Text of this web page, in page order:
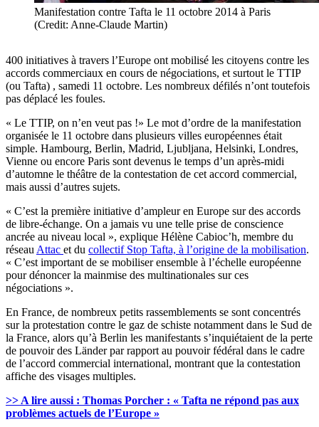
Manifestation contre Tafta le 11 octobre 2014 à Paris
(Credit: Anne-Claude Martin)
400 initiatives à travers l’Europe ont mobilisé les citoyens contre les
accords commerciaux en cours de négociations, et surtout le TTIP
(ou Tafta) , samedi 11 octobre. Les nombreux défilés n’ont toutefois
pas déplacé les foules.
« Le TTIP, on n’en veut pas !» Le mot d’ordre de la manifestation
organisée le 11 octobre dans plusieurs villes européennes était
simple. Hambourg, Berlin, Madrid, Ljubljana, Helsinki, Londres,
Vienne ou encore Paris sont devenus le temps d’un après-midi
d’automne le théâtre de la contestation de cet accord commercial,
mais aussi d’autres sujets.
« C’est la première initiative d’ampleur en Europe sur des accords
de libre-échange. On a jamais vu une telle prise de conscience
ancrée au niveau local », explique Hélène Cabioc’h, membre du
réseau Attac et du collectif Stop Tafta, à l’origine de la mobilisation.
« C’est important de se mobiliser ensemble à l’échelle européenne
pour dénoncer la mainmise des multinationales sur ces
négociations ».
En France, de nombreux petits rassemblements se sont concentrés
sur la protestation contre le gaz de schiste notamment dans le Sud de
la France, alors qu’à Berlin les manifestants s’inquiétaient de la perte
de pouvoir des Länder par rapport au pouvoir fédéral dans le cadre
de l’accord commercial international, montrant que la contestation
affiche des visages multiples.
>> A lire aussi : Thomas Porcher : « Tafta ne répond pas aux
problèmes actuels de l’Europe »